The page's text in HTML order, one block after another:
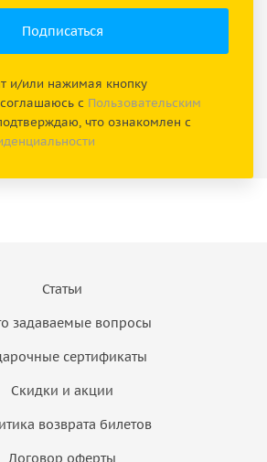
и/или нажимая кнопку
с Пользовательским
что ознакомлен с
Статьи
задаваемые вопросы
сертификаты
Скидки и акции
возврата билетов
Договор оферты